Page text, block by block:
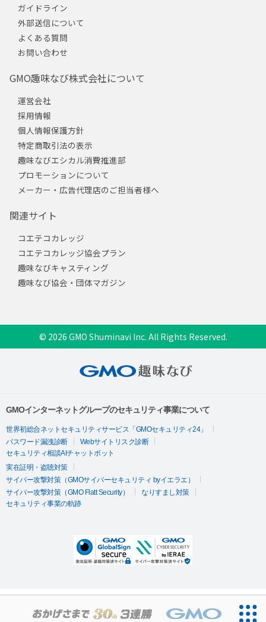
ガイドライン
外部送信について
よくある質問
お問い合わせ
GMO趣味なび株式会社について
運営会社
採用情報
個人情報保護方針
特定商取引法の表示
趣味なびエシカル消費推進部
プロモーションについて
メーカー・広告代理店のご担当者様へ
関連サイト
コエテコカレッジ
コエテコカレッジ協会プラン
趣味なびキャスティング
趣味なび協会・団体マガジン
© 2026 GMO Shuminavi Inc. All Rights Reserved.